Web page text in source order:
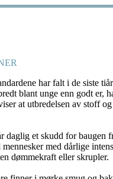
har falt i de siste
blant unge enn godt er,
at utbredelsen av stoff
et skudd for baugen
med dårlige
dømmekraft eller skrupler.